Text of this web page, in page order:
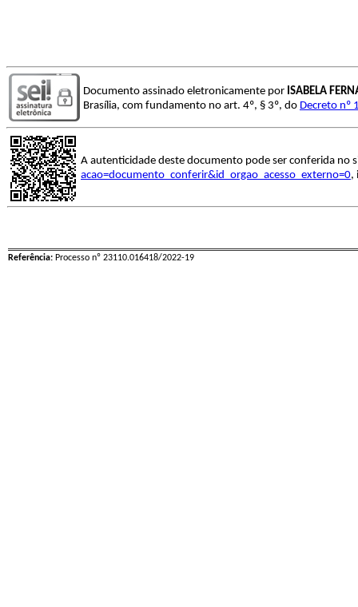
Documento assinado eletronicamente por ISABELA
Brasília, com fundamento no art. 4º, § 3º, do Decreto nº
A autenticidade deste documento pode ser conferida no
acao=documento_conferir&id_orgao_acesso_externo=0,
Referência: Processo nº 23110.016418/2022-19